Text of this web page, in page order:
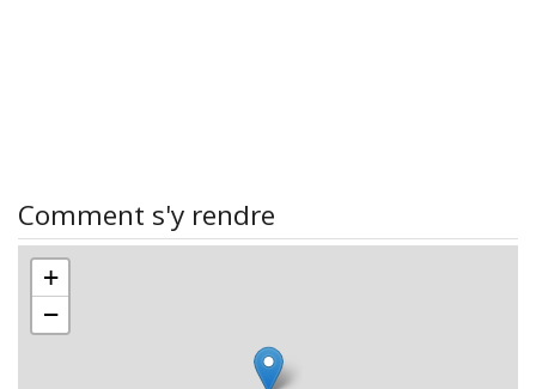
Comment s'y rendre
+
−